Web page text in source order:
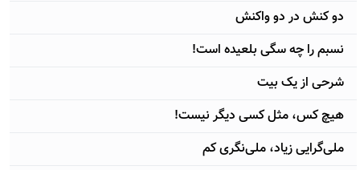
دو کنش در دو واکنش
نسبم را چه سگی بلعیده است!
شرحی از یک بیت
هیچ کس، مثل کسی دیگر نیست!
ملی‌گرایی زیاد، ملی‌نگری کم